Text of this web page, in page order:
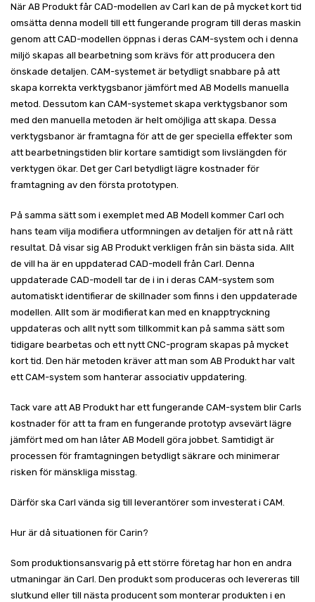
När AB Produkt får CAD-modellen av Carl kan de på mycket kort tid
omsätta denna modell till ett fungerande program till deras maskin
genom att CAD-modellen öppnas i deras CAM-system och i denna
miljö skapas all bearbetning som krävs för att producera den
önskade detaljen. CAM-systemet är betydligt snabbare på att
skapa korrekta verktygsbanor jämfört med AB Modells manuella
metod. Dessutom kan CAM-systemet skapa verktygsbanor som
med den manuella metoden är helt omöjliga att skapa. Dessa
verktygsbanor är framtagna för att de ger speciella effekter som
att bearbetningstiden blir kortare samtidigt som livslängden för
verktygen ökar. Det ger Carl betydligt lägre kostnader för
framtagning av den första prototypen.
På samma sätt som i exemplet med AB Modell kommer Carl och
hans team vilja modifiera utformningen av detaljen för att nå rätt
resultat. Då visar sig AB Produkt verkligen från sin bästa sida. Allt
de vill ha är en uppdaterad CAD-modell från Carl. Denna
uppdaterade CAD-modell tar de i in i deras CAM-system som
automatiskt identifierar de skillnader som finns i den uppdaterade
modellen. Allt som är modifierat kan med en knapptryckning
uppdateras och allt nytt som tillkommit kan på samma sätt som
tidigare bearbetas och ett nytt CNC-program skapas på mycket
kort tid. Den här metoden kräver att man som AB Produkt har valt
ett CAM-system som hanterar associativ uppdatering.
Tack vare att AB Produkt har ett fungerande CAM-system blir Carls
kostnader för att ta fram en fungerande prototyp avsevärt lägre
jämfört med om han låter AB Modell göra jobbet. Samtidigt är
processen för framtagningen betydligt säkrare och minimerar
risken för mänskliga misstag.
Därför ska Carl vända sig till leverantörer som investerat i CAM.
Hur är då situationen för Carin?
Som produktionsansvarig på ett större företag har hon en andra
utmaningar än Carl. Den produkt som produceras och levereras till
slutkund eller till nästa producent som monterar produkten i en